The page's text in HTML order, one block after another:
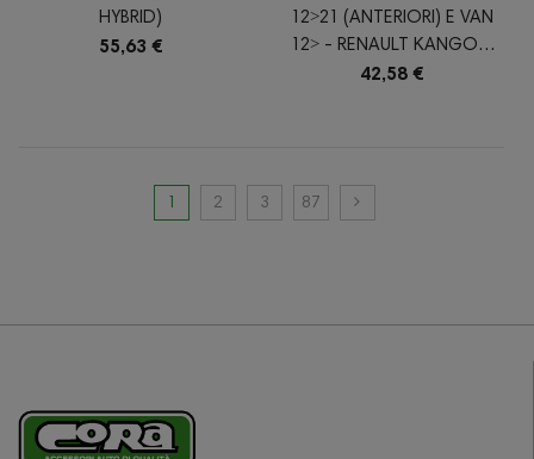
HYBRID)
55,63 €
12˃21 (ANTERIORI) E VAN
12˃ - RENAULT KANGOO
5P. (ANTERIORI) E VAN
42,58 €
1 2 3 87